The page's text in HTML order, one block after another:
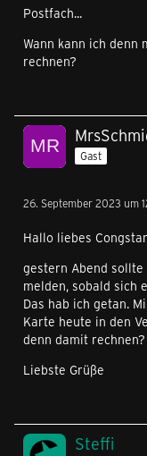
Postfach...
Wann kann ich denn
rechnen?
Gast
26. September 2023 um
Hallo liebes
gestern Abend
melden, sobald sich
Das hab ich getan.
Karte heute in den
denn damit rechnen?
Liebste Grüße
Steffi